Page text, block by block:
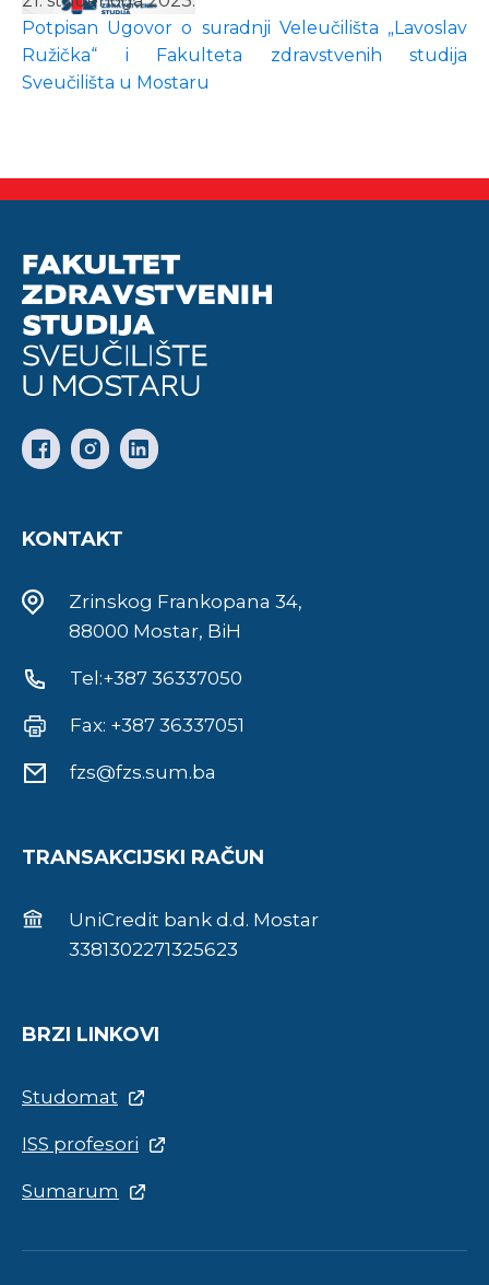
Potpisan Ugovor o suradnji Veleučilišta „Lavoslav
Ružička“ i Fakulteta zdravstvenih studija
Sveučilišta u Mostaru
KONTAKT
Zrinskog Frankopana 34,
88000 Mostar, BiH
Tel:+387 36337050
Fax: +387 36337051
fzs@fzs.sum.ba
TRANSAKCIJSKI RAČUN
UniCredit bank d.d. Mostar
3381302271325623
BRZI LINKOVI
Studomat
ISS profesori
Sumarum